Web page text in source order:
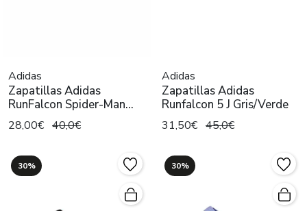
Adidas
Zapatillas Adidas
RunFalcon Spider-Man
Rojo/Azul
28,00€ 40,0€
Adidas
Zapatillas Adidas
Runfalcon 5 J Gris/Verde
31,50€ 45,0€
30% 30%